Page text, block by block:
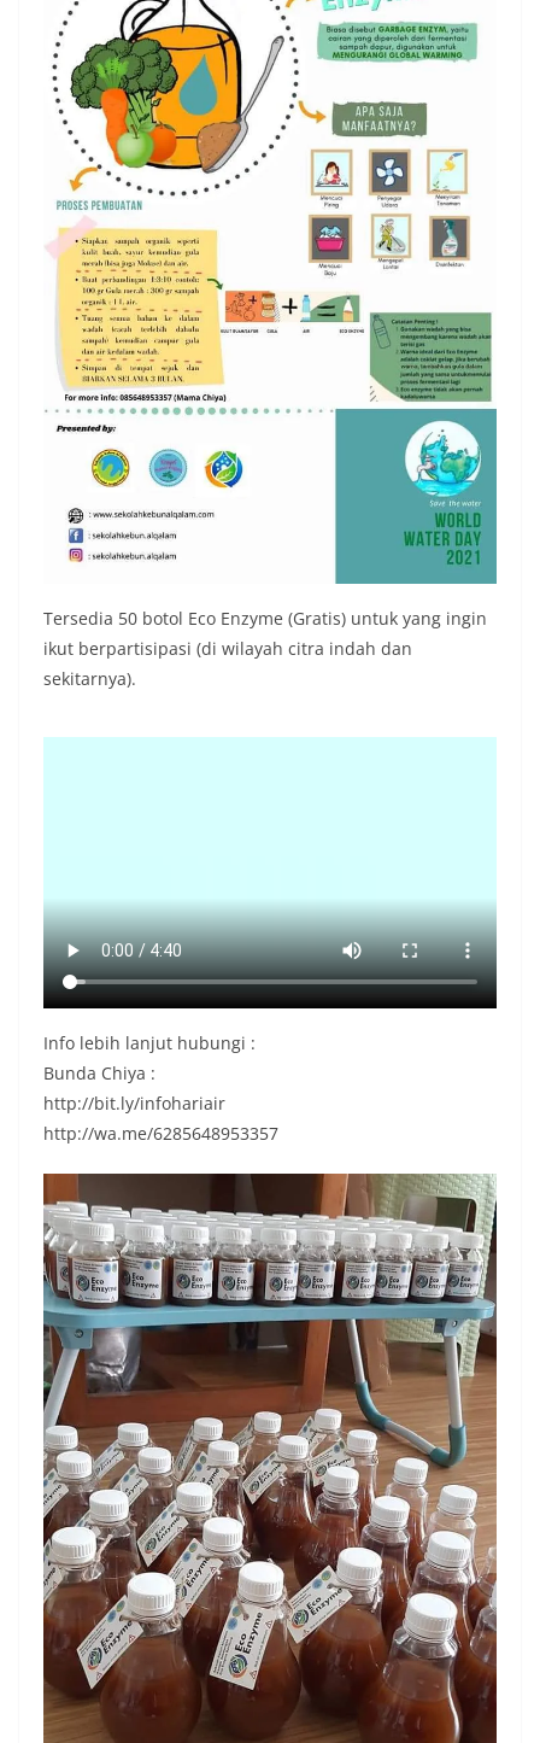
Tersedia 50 botol Eco Enzyme (Gratis) untuk yang ingin
ikut berpartisipasi (di wilayah citra indah dan
sekitarnya).
Info lebih lanjut hubungi :
Bunda Chiya :
http://bit.ly/infohariair
http://wa.me/6285648953357